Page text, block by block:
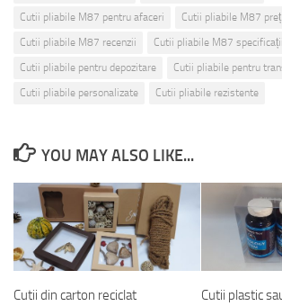
Cutii pliabile M87 pentru afaceri
Cutii pliabile M87 preț
Cutii pliabile M87 recenzii
Cutii pliabile M87 specificații
Cutii pliabile pentru depozitare
Cutii pliabile pentru
Cutii pliabile personalizate
Cutii pliabile rezistente
YOU MAY ALSO LIKE...
Cutii din carton reciclat
Cutii plastic